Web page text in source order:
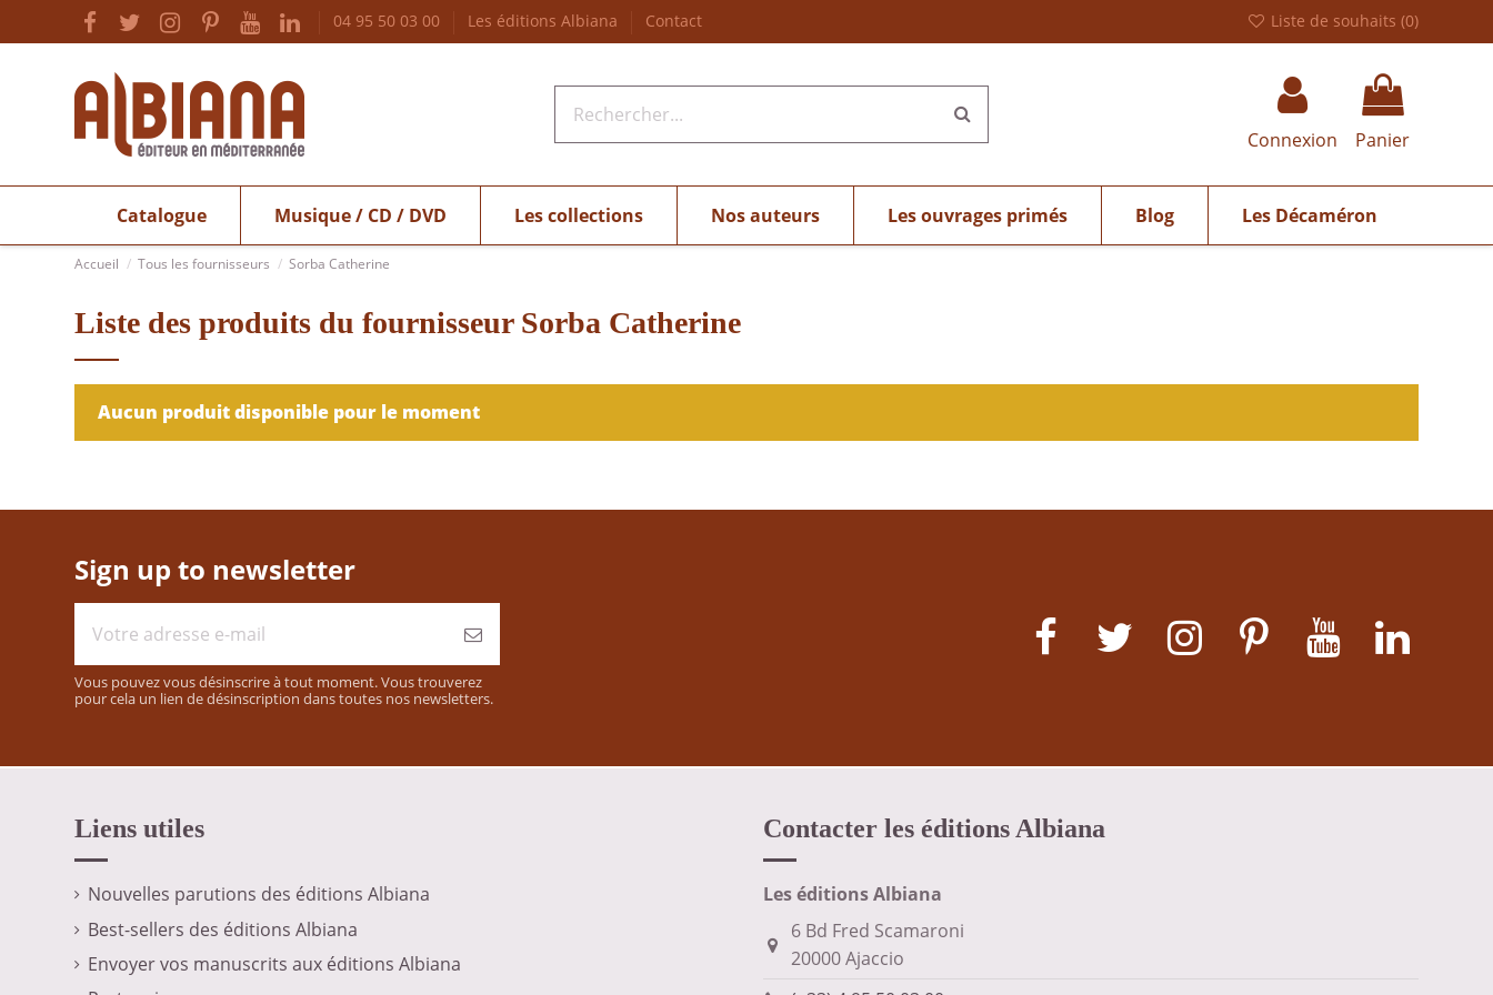
04 95 50 03 00 Les éditions Albiana Contact Liste de souhaits (0)
Connexion Panier
Catalogue Musique / CD / DVD Les collections Nos auteurs Les ouvrages primés Blog Les Décaméron
Accueil Tous les fournisseurs Sorba Catherine
Liste des produits du fournisseur Sorba Catherine
Aucun produit disponible pour le moment
Sign up to newsletter
Vous pouvez vous désinscrire à tout moment. Vous trouverez
pour cela un lien de désinscription dans toutes nos newsletters.
Liens utiles
Nouvelles parutions des éditions Albiana
Best-sellers des éditions Albiana
Envoyer vos manuscrits aux éditions Albiana
Contacter les éditions Albiana
Les éditions Albiana
6 Bd Fred Scamaroni
20000 Ajaccio